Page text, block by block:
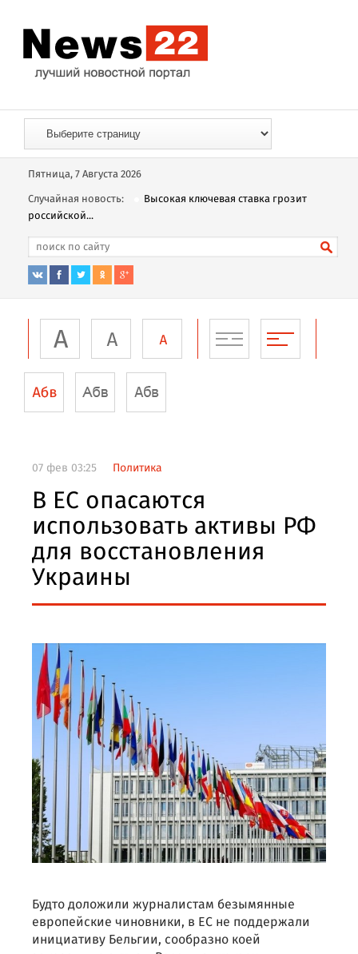
Пятница, 7 Августа 2026
Случайная новость:
Высокая ключевая ставка грозит
российской...
07 фев 03:25 Политика
В ЕС опасаются
использовать активы РФ
для восстановления
Украины
Будто доложили журналистам безымянные
европейские чиновники, в ЕС не поддержали
инициативу Бельгии, сообразно коей